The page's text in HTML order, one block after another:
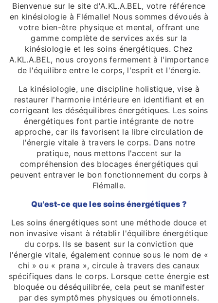
Bienvenue sur le site d'A.KL.A.BEL, votre référence
en kinésiologie à Flémalle! Nous sommes dévoués à
votre bien-être physique et mental, offrant une
gamme complète de services axés sur la
kinésiologie et les soins énergétiques. Chez
A.KL.A.BEL, nous croyons fermement à l'importance
de l'équilibre entre le corps, l'esprit et l'énergie.
La kinésiologie, une discipline holistique, vise à
restaurer l'harmonie intérieure en identifiant et en
corrigeant les déséquilibres énergétiques. Les soins
énergétiques font partie intégrante de notre
approche, car ils favorisent la libre circulation de
l'énergie vitale à travers le corps. Dans notre
pratique, nous mettons l'accent sur la
compréhension des blocages énergétiques qui
peuvent entraver le bon fonctionnement du corps à
Flémalle.
Qu'est-ce que les soins énergétiques ?
Les soins énergétiques sont une méthode douce et
non invasive visant à rétablir l'équilibre énergétique
du corps. Ils se basent sur la conviction que
l'énergie vitale, également connue sous le nom de «
chi » ou « prana », circule à travers des canaux
spécifiques dans le corps. Lorsque cette énergie est
bloquée ou déséquilibrée, cela peut se manifester
par des symptômes physiques ou émotionnels.